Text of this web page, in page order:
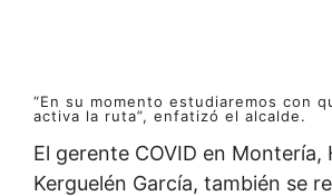
“En su momento estudiaremos con
activa la ruta”, enfatizó el alcalde.
El gerente COVID en Montería,
Kerguelén García, también se